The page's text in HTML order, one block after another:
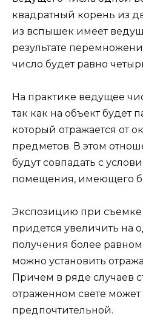
квадратный корень из
из вспышек имеет
результате
число будет равно
На практике ведущее
так как на объект будет
который отражается от
предметов. В этом
будут совпадать с
помещения, имеющего
Экспозицию при съемке
придется увеличить на
получения более
можно установить
Причем в ряде случаев
отраженном свете может
предпочтительной.